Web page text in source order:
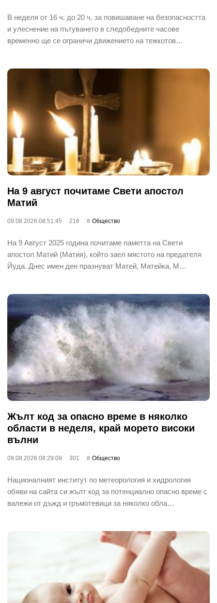
В неделя от 16 ч. до 20 ч. за повишаване на безопасността
и улеснение на пътуването в следобедните часове
временно ще се ограничи движението на тежкотов…
На 9 август почитаме Свети апостол
Матий
09.08.2026 08:51:45 216 Общество
На 9 Август 2025 година почитаме паметта на Свети
апостол Матий (Матия), който заел мястото на предателя
Йуда. Днес имен ден празнуват Матей, Матейка, М…
Жълт код за опасно време в няколко
области в неделя, край морето високи
вълни
09.08.2026 08:29:09 301 Общество
Националният институт по метеорология и хидрология
обяви на сайта си жълт код за потенциално опасно време с
валежи от дъжд и гръмотевици за няколко обла…